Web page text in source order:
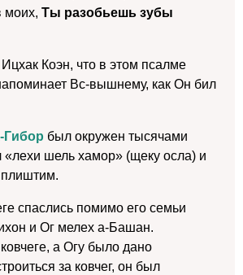
моих, Ты разобьешь зубы
Коэн, что в этом псалме
Вс-вышнему, как Он бил
был окружен тысячами
«лехи шель хамор» (щеку осла) и
спаслись помимо его семьи
и Ог мелех а-Башан.
а Огу было дано
за ковчег, он был